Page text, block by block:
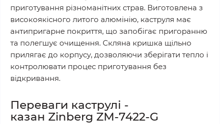
приготування різноманітних страв. Виготовлена з
високоякісного литого алюмінію, каструля має
антипригарне покриття, що запобігає пригоранню
та полегшує очищення. Скляна кришка щільно
прилягає до корпусу, дозволяючи зберігати тепло і
контролювати процес приготування без
відкривання.
Переваги каструлі -
казан Zinberg ZM-7422-G